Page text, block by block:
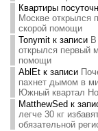
Квартиры
Москве открылся
скорой помощи
Tonymitк записи
открылся первый
помощи
AblEtк записи
пахнет дымом в
Южный квартал
MatthewSed к
легче 30 кг
обязательной